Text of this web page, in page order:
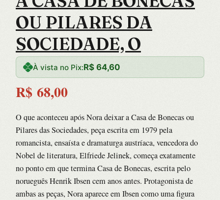
OU PILARES DA
SOCIEDADE, O
À vista no Pix:R$ 64,60
R$ 68,00
O que aconteceu após Nora deixar a Casa de Bonecas ou
Pilares das Sociedades, peça escrita em 1979 pela
romancista, ensaísta e dramaturga austríaca, vencedora do
Nobel de literatura, Elfriede Jelinek, começa exatamente
no ponto em que termina Casa de Bonecas, escrita pelo
norueguês Henrik Ibsen cem anos antes. Protagonista de
ambas as peças, Nora aparece em Ibsen como uma figura